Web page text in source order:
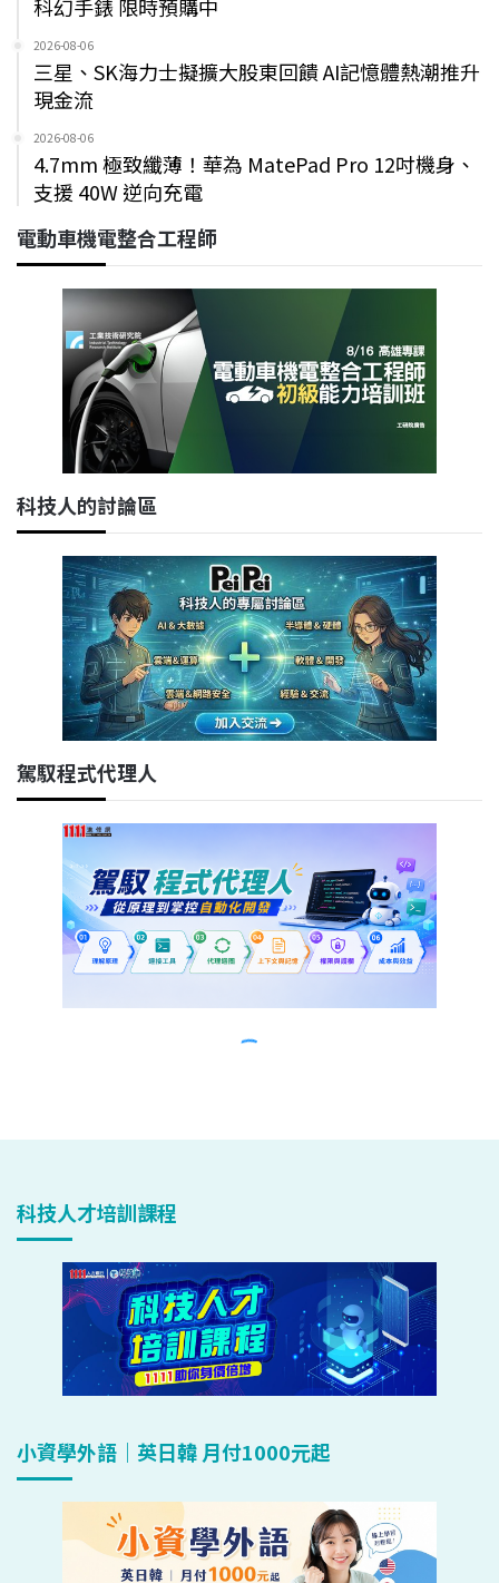
科技人才培訓課程
小資學外語｜英日韓 月付1000元起